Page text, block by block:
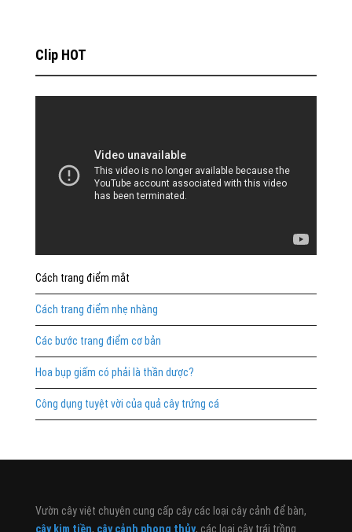
Clip HOT
Cách trang điểm mắt
Cách trang điểm nhẹ nhàng
Các bước trang điểm cơ bản
Hoa bụp giấm có phải là thần dược?
Công dụng tuyệt vời của quả cây trứng cá
Vườn cây việt chuyên cung cấp cây các loại cây cảnh để bàn,
cây kim tiền, cây cảnh phong thủy, các loại cây trái trồng